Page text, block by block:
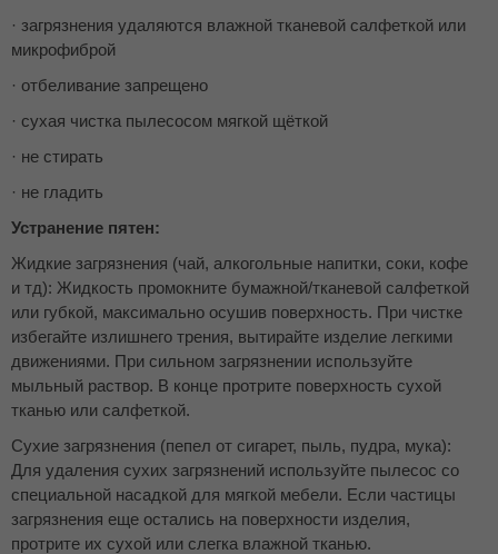
· загрязнения удаляются влажной тканевой салфеткой или
микрофиброй
· отбеливание запрещено
· сухая чистка пылесосом мягкой щёткой
· не стирать
· не гладить
Устранение пятен:
Жидкие загрязнения (чай, алкогольные напитки, соки, кофе
и тд): Жидкость промокните бумажной/тканевой салфеткой
или губкой, максимально осушив поверхность. При чистке
избегайте излишнего трения, вытирайте изделие легкими
движениями. При сильном загрязнении используйте
мыльный раствор. В конце протрите поверхность сухой
тканью или салфеткой.
Сухие загрязнения (пепел от сигарет, пыль, пудра, мука):
Для удаления сухих загрязнений используйте пылесос со
специальной насадкой для мягкой мебели. Если частицы
загрязнения еще остались на поверхности изделия,
протрите их сухой или слегка влажной тканью.